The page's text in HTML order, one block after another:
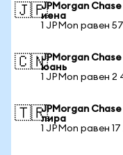
🇯🇵JPMorgan
иена
1 JPMon равен
🇨🇳JPMorgan
юань
1 JPMon равен 2
🇹🇷JPMorgan
лира
1 JPMon равен 17